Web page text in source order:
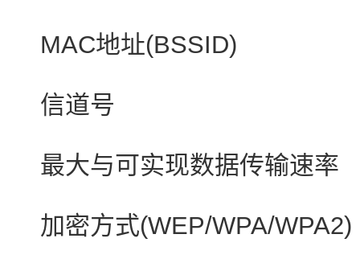
MAC地址(BSSID)
信道号
最大与可实现数据传输速率
加密方式(WEP/WPA/WPA2)